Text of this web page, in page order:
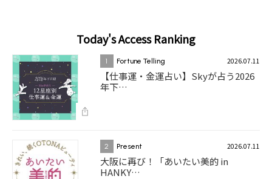
Today's Access Ranking
1 Fortune Telling 2026.07.11
【仕事運・金運占い】Skyが占う2026
年下…
2 Present 2026.07.11
大阪に再び！「あいたい美的 in
HANKY…